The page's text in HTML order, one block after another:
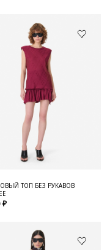
ТОП БЕЗ РУКАВОВ
₽